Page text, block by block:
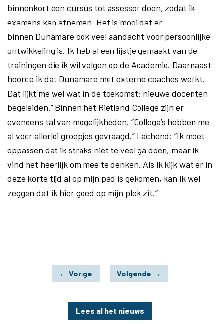
binnenkort een cursus tot assessor doen, zodat ik
examens kan afnemen. Het is mooi dat er
binnen Dunamare ook veel aandacht voor persoonlijke
ontwikkeling is. Ik heb al een lijstje gemaakt van de
trainingen die ik wil volgen op de Academie. Daarnaast
hoorde ik dat Dunamare met externe coaches werkt.
Dat lijkt me wel wat in de toekomst: nieuwe docenten
begeleiden.” Binnen het Rietland College zijn er
eveneens tal van mogelijkheden. “Collega’s hebben me
al voor allerlei groepjes gevraagd.” Lachend: “Ik moet
oppassen dat ik straks niet te veel ga doen, maar ik
vind het heerlijk om mee te denken. Als ik kijk wat er in
deze korte tijd al op mijn pad is gekomen, kan ik wel
zeggen dat ik hier goed op mijn plek zit.”
← Vorige Volgende →
Lees al het nieuws